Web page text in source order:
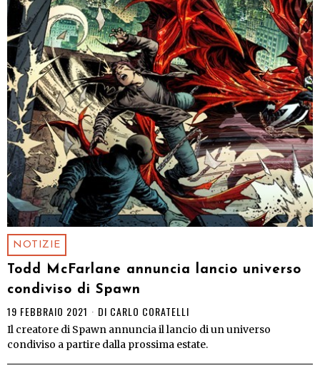
NOTIZIE
Todd McFarlane annuncia lancio universo
condiviso di Spawn
19 FEBBRAIO 2021 DI CARLO CORATELLI
Il creatore di Spawn annuncia il lancio di un universo
condiviso a partire dalla prossima estate.